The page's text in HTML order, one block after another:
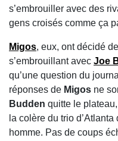
s’embrouiller avec des
gens croisés comme ça
Migos, eux, ont décidé
s’embrouillant avec Joe
qu’une question du
réponses de Migos ne
Budden quitte le
la colère du trio
homme. Pas de coups